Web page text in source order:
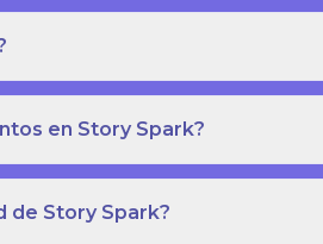
en Story Spark?
de Story Spark?